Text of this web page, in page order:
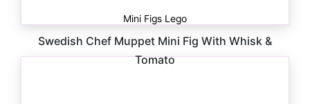
Mini Figs Lego
Swedish Chef Muppet Mini Fig With Whisk &
Tomato